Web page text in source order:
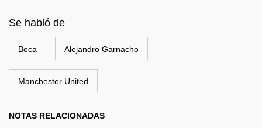
Se habló de
Boca Alejandro Garnacho
Manchester United
NOTAS RELACIONADAS